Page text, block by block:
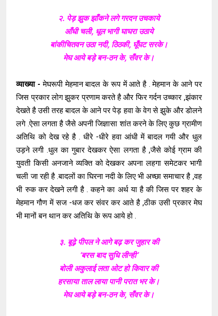
२. पेड़ झुक झाँकने लगे गरदन उचकाये
आँधी चली, धूल भागी घाघरा उठाये
बांकीचितवन उठा नदी, ठिठकी, घूँघट सरके।
मेघ आये बड़े बन-ठन के, सँवर के।
व्याख्या -मेघरूपी मेहमान बादल के रूप में आते है . मेहमान के आने पर
जिस प्रकार लोग झुकर प्रणाम करते है और फिर गर्दन उच्कार ,झंकार
देखते है उसी तरह बादल के आने पर पेड़ हवा के वेग से झुके और डोलने
लगे .ऐसा लगता है जैसे अपनी जिज्ञासा शांत करने के लिए कुछ ग्रामीण
अतिथि को देख रहे है . धीरे -धीरे हवा आंधी में बादल गयी और धुल
उड़ने लगी .धुल का गुबार देखकर ऐसा लगता है ,जैसे कोई ग्राम की
युवती किसी अनजाने व्यक्ति को देखकर अपना लहगा समेटकर भागी
चली जा रही है .बादलों का घिरना नदी के लिए भी अच्छा समाचार है ,वह
भी रुक कर देखने लगी है . कहने का अर्थ या है की जिस पर शहर के
मेहमान गौण में सज -धज कर संवर कर आते है ,ठीक उसी प्रकार मेघ
भी मानों बन थान कर अतिथि के रूप आये हो .
३. बूढ़े़ पीपल ने आगे बढ़ कर जुहार की
‘बरस बाद सुधि लीन्ही’
बोली अकुलाई लता ओट हो किवार की
हरसाया ताल लाया पानी परात भर के।
मेघ आये बड़े बन-ठन के, सँवर के।